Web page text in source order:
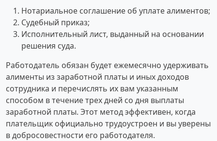
Нотариальное соглашение об уплате алиментов;
Судебный приказ;
Исполнительный лист, выданный на основании
решения суда.
Работодатель обязан будет ежемесячно удерживать
алименты из заработной платы и иных доходов
сотрудника и перечислять их вам указанным
способом в течение трех дней со дня выплаты
заработной платы. Этот метод эффективен, когда
плательщик официально трудоустроен и вы уверены
в добросовестности его работодателя.